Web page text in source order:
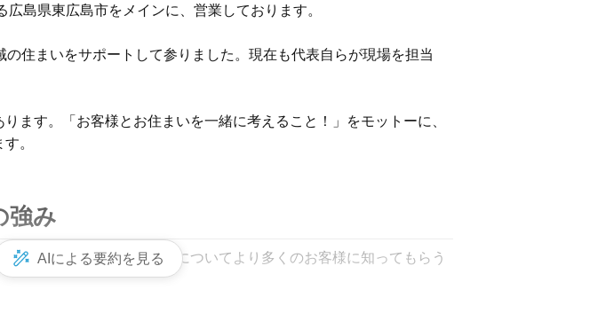
島県東広島市をメインに、営業しております。
住まいをサポートして参りました。現在も代表自らが現場を担当
ます。「お客様とお住まいを一緒に考えること！」をモットーに、
。
強み
ております。また、弊社についてより多くのお客様に知ってもらう
AIによる要約を見る